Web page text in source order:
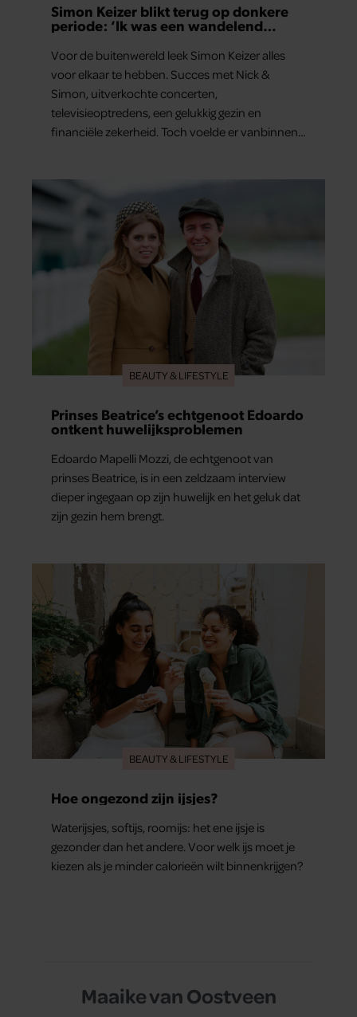
Simon Keizer blikt terug op donkere
periode: ‘Ik was een wandelend
Voor de buitenwereld leek Simon Keizer alles
voor elkaar te hebben. Succes met Nick &
Simon, uitverkochte concerten,
televisieoptredens, een gelukkig gezin en
financiële zekerheid. Toch voelde er vanbinnen
dat hij lange tijd vooral overleefde en steeds
verder van zijn gevoel verwijderd raakte.
BEAUTY & LIFESTYLE
Prinses Beatrice’s echtgenoot Edoardo
ontkent huwelijksproblemen
Edoardo Mapelli Mozzi, de echtgenoot van
prinses Beatrice, is in een zeldzaam interview
dieper ingegaan op zijn huwelijk en het geluk dat
zijn gezin hem brengt.
BEAUTY & LIFESTYLE
Hoe ongezond zijn ijsjes?
Waterijsjes, softijs, roomijs: het ene ijsje is
gezonder dan het andere. Voor welk ijs moet je
kiezen als je minder calorieën wilt binnenkrijgen?
Maaike van Oostveen